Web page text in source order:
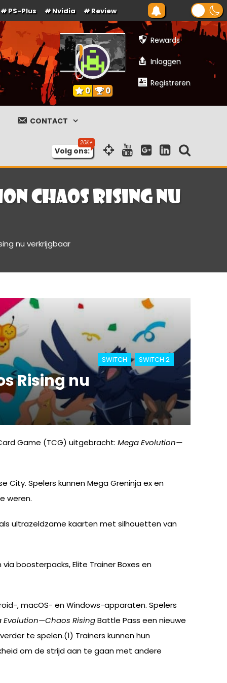
PS-Plus Nvidia Review
Rewards
Inloggen
Registreren
0 0
CONTACT
Volg ons:
Chaos Rising nu
nu verkrijgbaar
SWITCH SWITCH 2
Rising nu
Game (TCG) uitgebracht: Mega Evolution—
City. Spelers kunnen Mega Greninja ex en
weren.
ultrazeldzame kaarten met silhouetten van
boosterpacks, Elite Trainer Boxes en
, macOS- en Windows-apparaten. Spelers
Evolution—Chaos RisingBattle Pass een nieuwe
te spelen.(1) Trainers kunnen hun
om de strijd aan te gaan met andere